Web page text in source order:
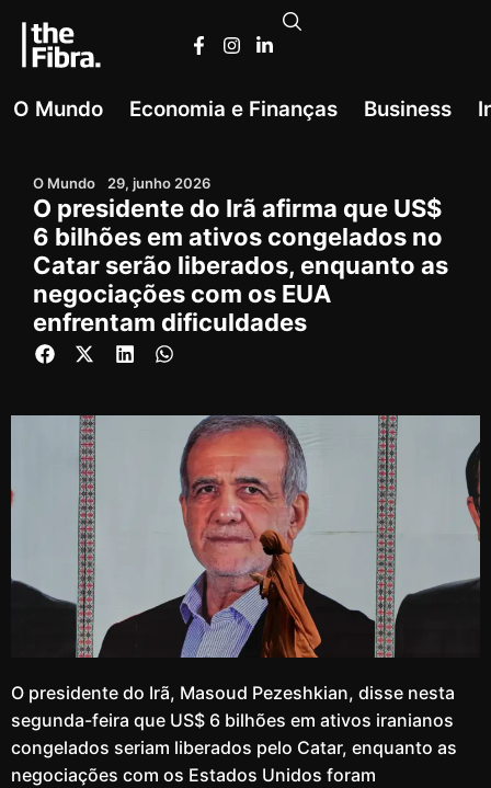
O Mundo Economia e Finanças Business
O Mundo 29, junho 2026
O presidente do Irã afirma que US$
6 bilhões em ativos congelados no
Catar serão liberados, enquanto as
negociações com os EUA
enfrentam dificuldades
O presidente do Irã, Masoud Pezeshkian, disse nesta
segunda-feira que US$ 6 bilhões em ativos iranianos
congelados seriam liberados pelo Catar, enquanto as
negociações com os Estados Unidos foram